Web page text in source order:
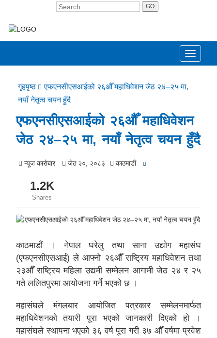
GO
Toggle
गृहपृष्ठ
एफएनसीएसआईको २६औँ महाधिवेशन जेठ २४–२५ मा,
नयाँ नेतृत्व चयन हुँदै
एफएनसीएसआईको २६औँ महाधिवेशन
जेठ २४–२५ मा, नयाँ नेतृत्व चयन हुँदै
न्यूज काराेबार जेठ २०, २०८३ काठमाडाैं
1.2K
Shares
काठमाडौं । नेपाल घरेलु तथा साना उद्योग महासंघ
(एफएनसीएसआई) ले आफ्नो २६औँ राष्ट्रिय महाधिवेशन तथा
२३औँ राष्ट्रिय महिला उद्यमी सम्मेलन आगामी जेठ २४ र २५
गते ललितपुरमा आयोजना गर्ने भएको छ ।
महासंघले मंगलबार आयोजित पत्रकार सम्मेलनमार्फत
महाधिवेशनको तयारी पूरा भएको जानकारी दिएको हो ।
महासंघले स्थापना भएको ३६ वर्ष पूरा गरी ३७ औँ वर्षमा प्रवेश